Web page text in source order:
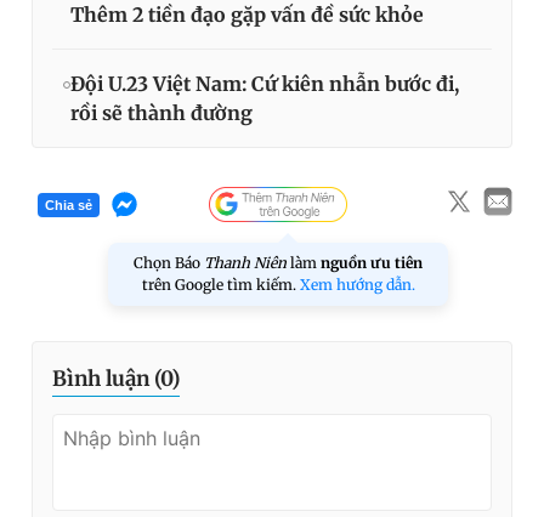
Thêm 2 tiền đạo gặp vấn đề sức khỏe
Đội U.23 Việt Nam: Cứ kiên nhẫn bước đi,
rồi sẽ thành đường
Chia sẻ
Chọn Báo Thanh Niên làm nguồn ưu tiên
trên Google tìm kiếm. Xem hướng dẫn.
Bình luận (0)